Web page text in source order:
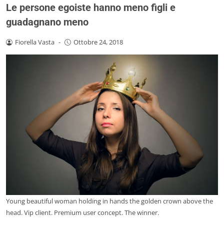
Le persone egoiste hanno meno figli e
guadagnano meno
Fiorella Vasta - Ottobre 24, 2018
Young beautiful woman holding in hands the golden crown above the
head. Vip client. Premium user concept. The winner.